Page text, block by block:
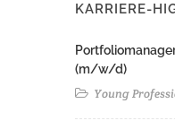
KARRIERE-
(m/w/d)
Young